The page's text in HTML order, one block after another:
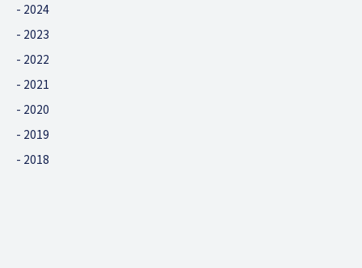
2024
2023
2022
2021
2020
2019
2018